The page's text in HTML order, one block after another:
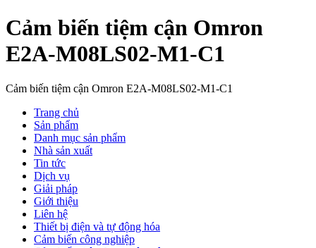
Cảm biến tiệm cận Omron
E2A-M08LS02-M1-C1
Cảm biến tiệm cận Omron E2A-M08LS02-M1-C1
Trang chủ
Sản phẩm
Danh mục sản phẩm
Nhà sản xuất
Tin tức
Dịch vụ
Giải pháp
Giới thiệu
Liên hệ
Thiết bị điện và tự động hóa
Cảm biến công nghiệp